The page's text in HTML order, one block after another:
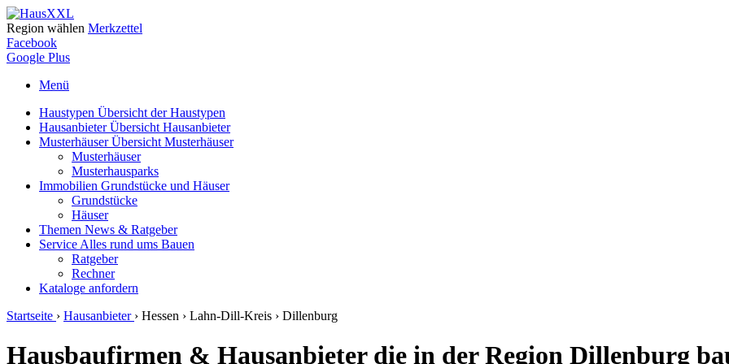
Region wählen Merkzettel
Facebook
Google Plus
Menü
Haustypen Übersicht der Haustypen
HausanbieterÜbersicht Hausanbieter
MusterhäuserÜbersicht Musterhäuser
Musterhäuser
Musterhausparks
Immobilien Grundstücke und Häuser
Grundstücke
Häuser
Themen News & Ratgeber
Service Alles rund ums Bauen
Ratgeber
Rechner
Kataloge anfordern
Startseite › Hausanbieter › Hessen › Lahn-Dill-Kreis › Dillenburg
Hausbaufirmen & Hausanbieter die in der Region Dillenburg